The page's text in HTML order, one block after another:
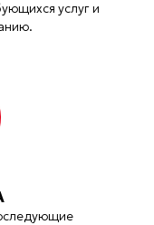
услуг и